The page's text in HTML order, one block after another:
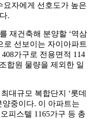
요자에게 선호도가 높은
.
재건축해 분양할 ‘역삼
로 선보이는 자이아파트
가구로 전용면적 114
합원 물량을 제외한 일
대규모 복합단지 ‘롯데
양중이다. 이 아파트는
피스텔 1165가구 등 총